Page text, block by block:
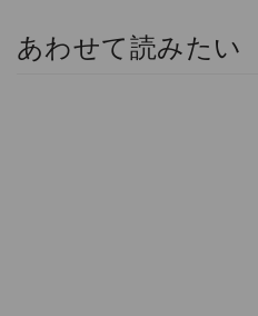
あわせて読みたい